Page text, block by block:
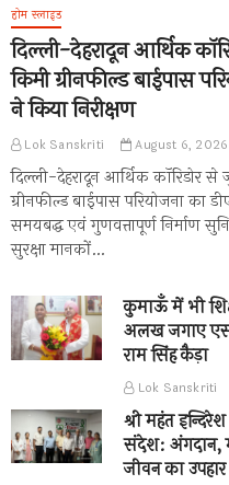
होम स्लाइड
दिल्ली-देहरादून आर्थिक
किमी ग्रीनफील्ड बाईपास
ने किया निरीक्षण
Lok Sanskriti August 6, 2026
दिल्ली-देहरादून आर्थिक कॉरिडोर से
ग्रीनफील्ड बाईपास परियोजना का
समयबद्ध एवं गुणवत्तापूर्ण निर्माण
सुरक्षा मानकों…
कुमाऊँ में भी
अलख जगाए
राम सिंह कैड़ा
Lok Sanskriti
श्री महंत
संदेश: अंगदान,
जीवन का उपहार